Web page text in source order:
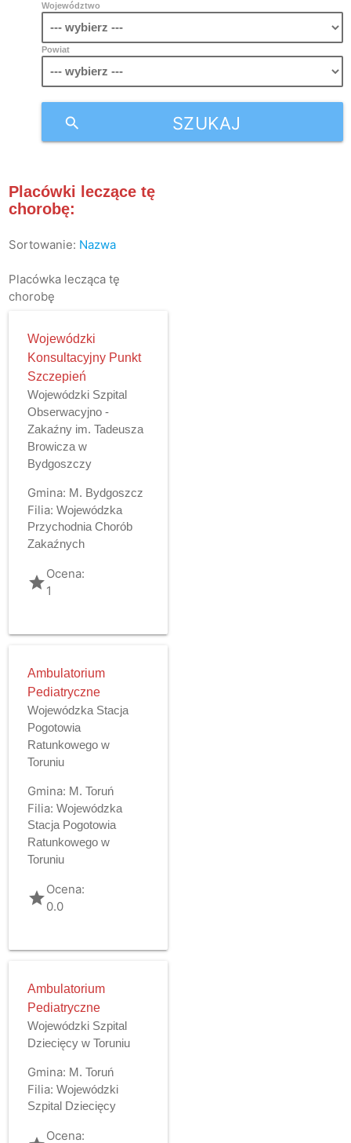
Województwo
Powiat
SZUKAJ
search
Placówki leczące tę
chorobę:
Sortowanie: Nazwa
Placówka lecząca tę
chorobę
Wojewódzki
Konsultacyjny Punkt
Szczepień
Wojewódzki Szpital
Obserwacyjno -
Zakaźny im. Tadeusza
Browicza w
Bydgoszczy
Gmina: M. Bydgoszcz
Filia: Wojewódzka
Przychodnia Chorób
Zakaźnych
gradeOcena:
1
Ambulatorium
Pediatryczne
Wojewódzka Stacja
Pogotowia
Ratunkowego w
Toruniu
Gmina: M. Toruń
Filia: Wojewódzka
Stacja Pogotowia
Ratunkowego w
Toruniu
gradeOcena:
0.0
Ambulatorium
Pediatryczne
Wojewódzki Szpital
Dziecięcy w Toruniu
Gmina: M. Toruń
Filia: Wojewódzki
Szpital Dziecięcy
Ocena: